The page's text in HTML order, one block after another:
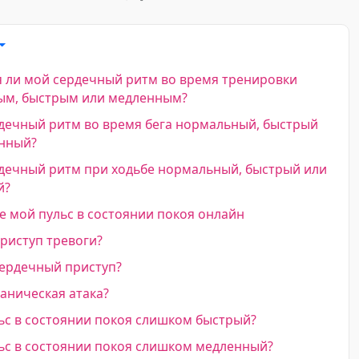
ли мой сердечный ритм во время тренировки
быстрым или медленным?
ритм во время бега нормальный, быстрый
ритм при ходьбе нормальный, быстрый или
мой пульс в состоянии покоя онлайн
тревоги?
приступ?
атака?
в состоянии покоя слишком быстрый?
в состоянии покоя слишком медленный?